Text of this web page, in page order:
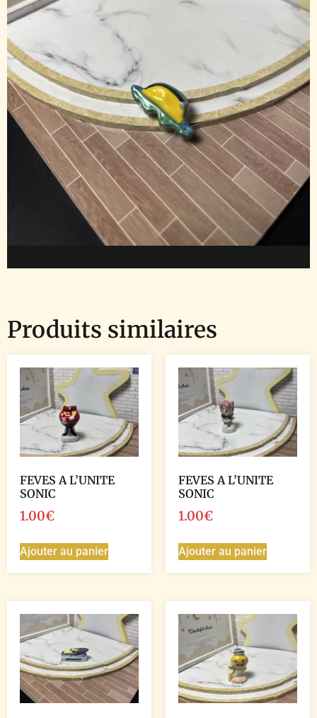
Produits similaires
FEVES A L’UNITE
SONIC
1.00€
Ajouter au panier
FEVES A L’UNITE
SONIC
1.00€
Ajouter au panier